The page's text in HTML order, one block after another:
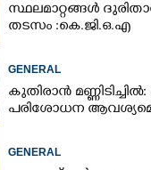
സ്ഥലമാറ്റങ്ങൾ
തടസം :കെ.ജി.ഒ.എ
GENERAL
കുതിരാൻ
പരിശോധന
GENERAL